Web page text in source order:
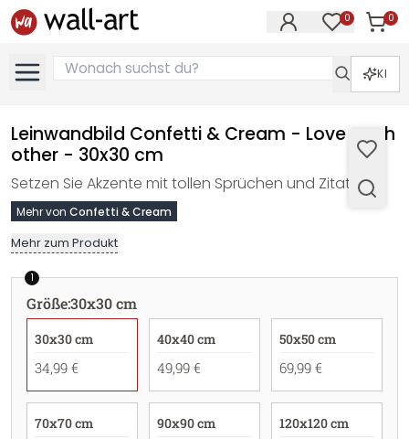
0 0
KI
Leinwandbild Confetti & Cream - Love each
other - 30x30 cm
Setzen Sie Akzente mit tollen Sprüchen und Zitaten!
Mehr von Confetti & Cream
Mehr zum Produkt
1
Größe:30x30 cm
30x30 cm
34,99 €
40x40 cm
49,99 €
50x50 cm
69,99 €
70x70 cm 90x90 cm 120x120 cm